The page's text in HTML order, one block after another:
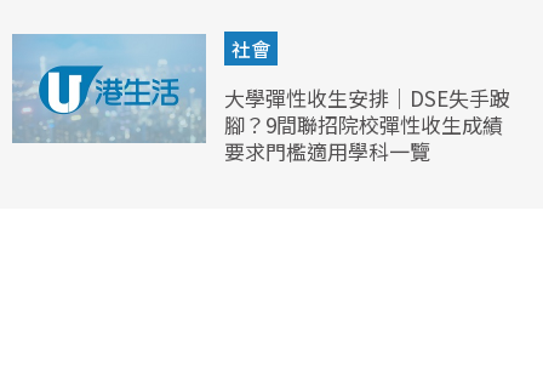
社會
大學彈性收生安排｜DSE失手跛
腳？9間聯招院校彈性收生成績
要求門檻適用學科一覽